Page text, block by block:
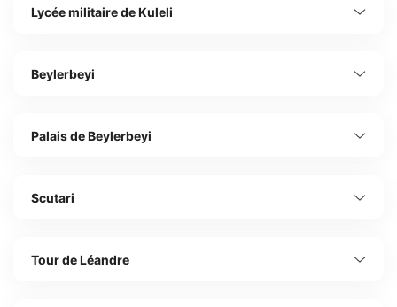
Lycée militaire de Kuleli
Beylerbeyi
Palais de Beylerbeyi
Scutari
Tour de Léandre